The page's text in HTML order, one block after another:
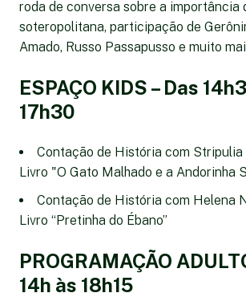
roda de conversa sobre a importância
soteropolitana, participação de
Amado, Russo Passapusso e muito
ESPAÇO KIDS – Das
17h30
Contação de História com Stripulia
Livro "O Gato Malhado e a Andorinha
Contação de História com Helena
Livro “Pretinha do Ébano”
PROGRAMAÇÃO
14h às 18h15